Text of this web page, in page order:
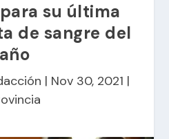
su última
de sangre del
año
| Nov 30, 2021 |